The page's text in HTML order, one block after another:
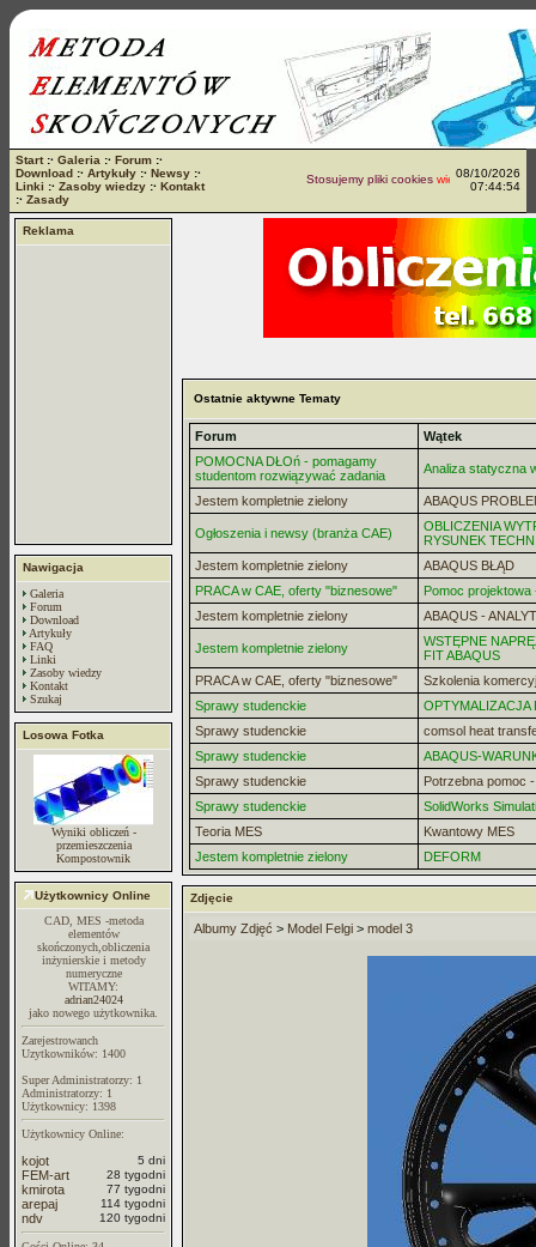
Start:· Galeria :· Forum :·
Download :· Artykuły :· Newsy :·
Linki :· Zasoby wiedzy :· Kontakt
:· Zasady
Stosujemy pliki cookieswięcej...08/10/2026
07:44:54
Reklama
Nawigacja
Galeria
Forum
Download
Artykuły
FAQ
Linki
Zasoby wiedzy
Kontakt
Szukaj
Losowa Fotka
Wyniki obliczeń -
przemieszczenia
Kompostownik
Użytkownicy Online
CAD, MES -metoda
elementów
skończonych,obliczenia
inżynierskie i metody
numeryczne
WITAMY:
adrian24024
jako nowego użytkownika.
Zarejestrowanch
Uzytkowników: 1400
Super Administratorzy: 1
Administratorzy: 1
Użytkownicy: 1398
Użytkownicy Online:
kojot 5 dni
FEM-art 28 tygodni
kmirota 77 tygodni
arepaj 114 tygodni
ndv 120 tygodni
Ostatnie aktywne Tematy
Forum
Wątek
POMOCNA DŁOń - pomagamy
studentom rozwiązywać zadania
Analiza statyczna
Jestem kompletnie zielony ABAQUS
Ogłoszenia i newsy (branża CAE)
OBLICZENIA
RYSUNEK
Jestem kompletnie zielony
ABAQUS BŁĄD
PRACA w CAE, oferty "biznesowe"
Pomoc projektowa
Jestem kompletnie zielony
ABAQUS -
Jestem kompletnie zielony
WSTĘPNE
FIT ABAQUS
PRACA w CAE, oferty "biznesowe"
Szkolenia
Sprawy studenckie
OPTYMALIZACJA
Sprawy studenckie
comsol heat
Sprawy studenckie
ABAQUS-
Sprawy studenckie
Potrzebna pomoc
Sprawy studenckie
SolidWorks
Teoria MES
Kwantowy MES
Jestem kompletnie zielony
DEFORM
Zdjęcie
Albumy Zdjęć > Model Felgi > model 3